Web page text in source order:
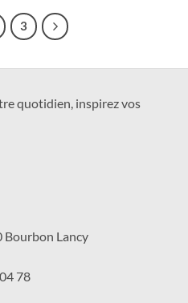
3
quotidien, inspirez vos
Bourbon Lancy
78